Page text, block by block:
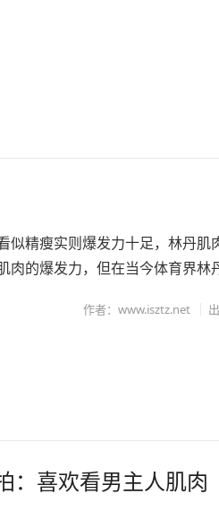
似精瘦实则爆发力十足，林丹肌
肉的爆发力，但在当今体育界林
作者：www.isztz.net
：喜欢看男主人肌肉